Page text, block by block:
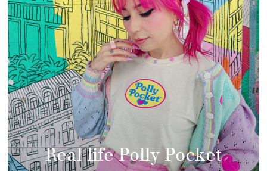
Real life Polly Pocket